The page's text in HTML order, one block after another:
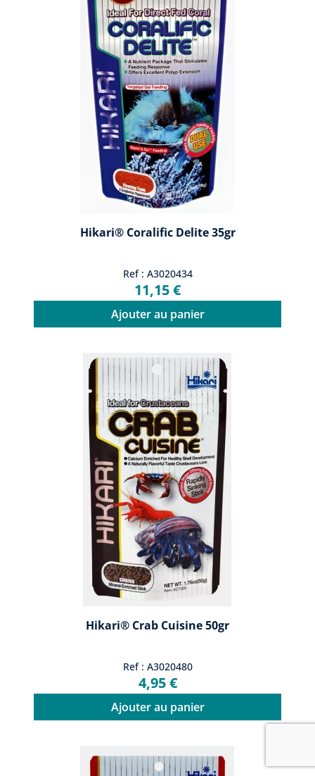
Hikari® Coralific Delite 35gr
Ref : A3020434
11,15 €
Ajouter au panier
Hikari® Crab Cuisine 50gr
Ref : A3020480
4,95 €
Ajouter au panier